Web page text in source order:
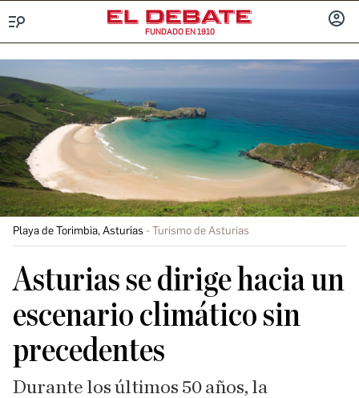
FUNDADO EN 1910
Playa de Torimbia, Asturias Turismo de Asturias
Asturias se dirige hacia un
escenario climático sin
precedentes
Durante los últimos 50 años, la